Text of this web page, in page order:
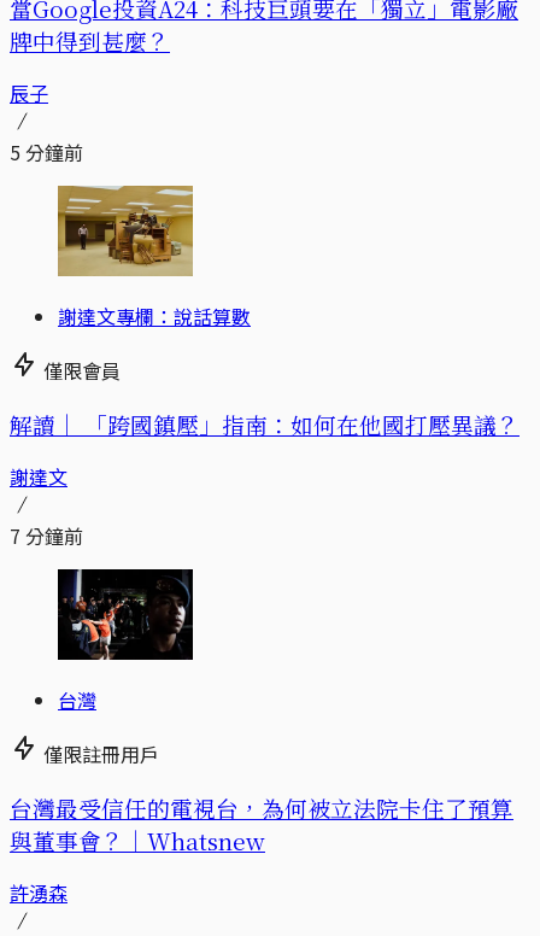
當Google投資A24：科技巨頭要在「獨立」電影廠
牌中得到甚麼？
辰子
5 分鐘前
謝達文專欄：說話算數
僅限會員
解讀｜ 「跨國鎮壓」指南：如何在他國打壓異議？
謝達文
7 分鐘前
台灣
僅限註冊用戶
台灣最受信任的電視台，為何被立法院卡住了預算
與董事會？｜Whatsnew
許湧森